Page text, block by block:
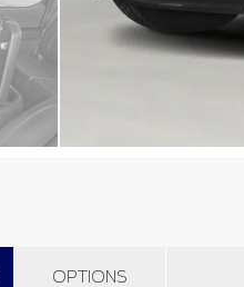
OPTIONS